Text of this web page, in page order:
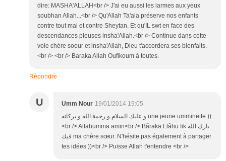
dire: MASHA'ALLAH<br /> J'ai eu aussi les larmes aux yeux
soubhan Allah...<br /> Qu'Allah Ta'ala préserve nos enfants
contre tout mal et contre Sheytan. Et qu'IL swt en face des
descendances pieuses insha'Allah.<br /> Continue dans cette
voie chère soeur et insha'Allah, Dieu t'accordera ses bienfaits.
<br /> <br /> Baraka Allah Oufikoum à toutes.
Répondre
U Umm Nour 19/01/2014 19:05
و عليك السلام و رحمة الله و بركاته une jeune umminette ))
<br /> Allahumma amin<br /> Bãraka Llãhu fik بارك الله
فيك ma chère sœur. N'hésite pas également à partager
tes idées ))<br /> Puisse Allah t'entendre <br />